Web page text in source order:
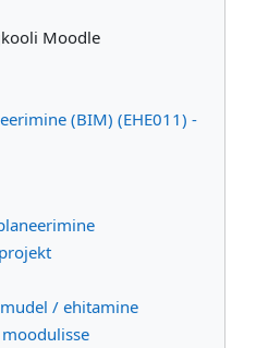
Moodle
(BIM) (EHE011) -
/ ehitamine